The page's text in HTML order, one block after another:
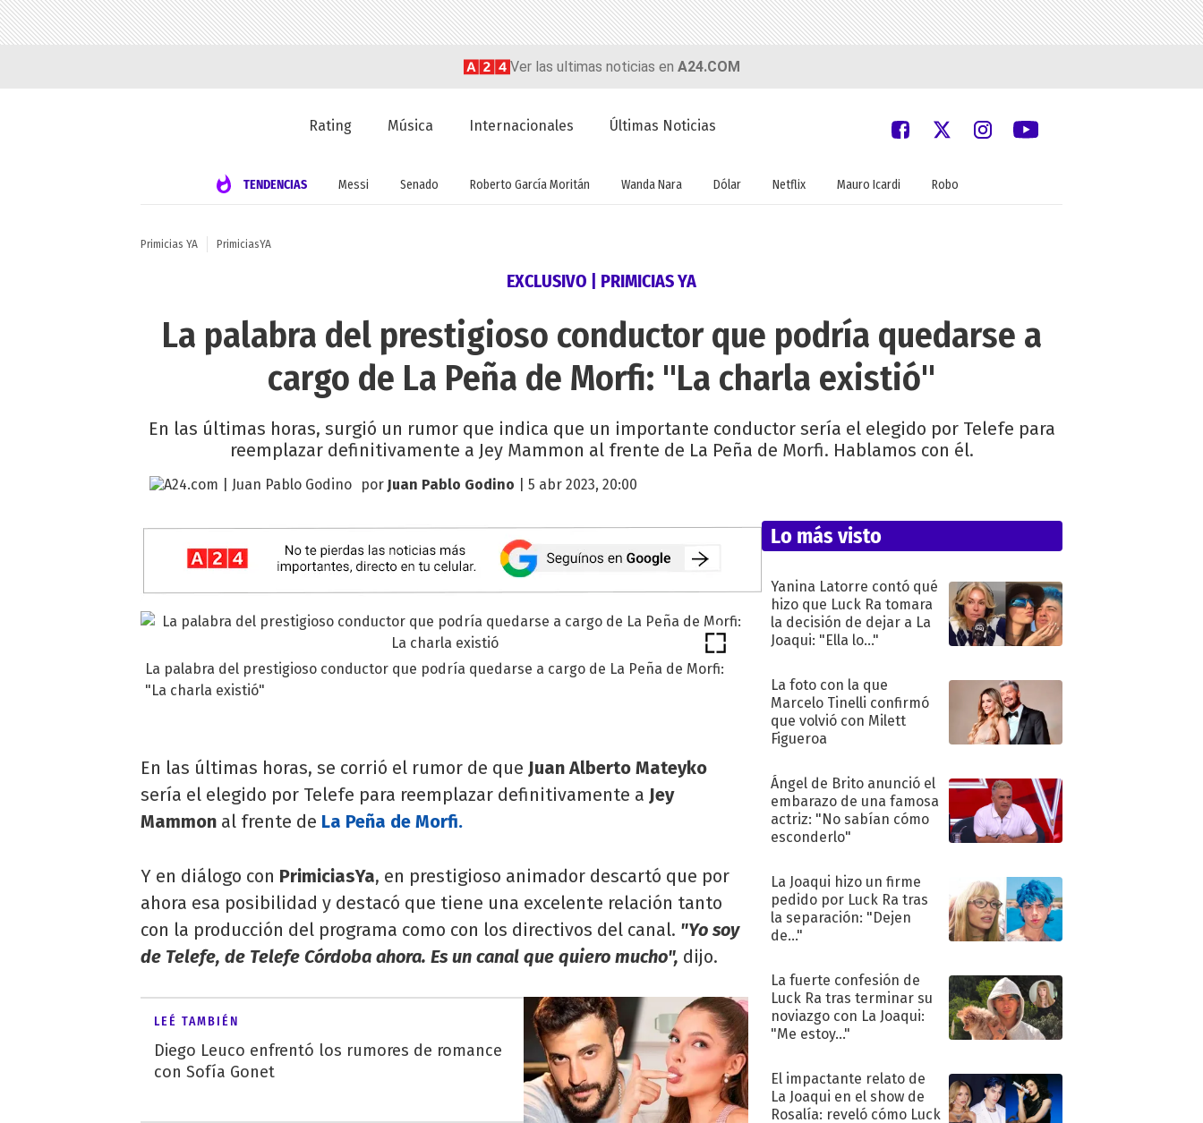
Ver las ultimas noticias en A24.COM
Rating Música Internacionales Últimas Noticias
TENDENCIAS Messi Senado Roberto García Moritán Wanda Nara Dólar Netflix Mauro Icardi Robo
Primicias YA PrimiciasYA
EXCLUSIVO | PRIMICIAS YA
La palabra del prestigioso conductor que podría quedarse a
cargo de La Peña de Morfi: "La charla existió"
En las últimas horas, surgió un rumor que indica que un importante conductor sería el elegido por Telefe para
reemplazar definitivamente a Jey Mammon al frente de La Peña de Morfi. Hablamos con él.
por Juan Pablo Godino | 5 abr 2023, 20:00
La palabra del prestigioso conductor que podría quedarse a cargo de La Peña de Morfi:
"La charla existió"
En las últimas horas, se corrió el rumor de que Juan Alberto Mateyko
sería el elegido por Telefe para reemplazar definitivamente a Jey
Mammon al frente de La Peña de Morfi.
Y en diálogo con PrimiciasYa, en prestigioso animador descartó que por
ahora esa posibilidad y destacó que tiene una excelente relación tanto
con la producción del programa como con los directivos del canal. "Yo soy
de Telefe, de Telefe Córdoba ahora. Es un canal que quiero mucho", dijo.
LEÉ TAMBIÉN
Diego Leuco enfrentó los rumores de romance
con Sofía Gonet
Lo más visto
Yanina Latorre contó qué
hizo que Luck Ra tomara
la decisión de dejar a La
Joaqui: "Ella lo..."
La foto con la que
Marcelo Tinelli confirmó
que volvió con Milett
Figueroa
Ángel de Brito anunció el
embarazo de una famosa
actriz: "No sabían cómo
esconderlo"
La Joaqui hizo un firme
pedido por Luck Ra tras
la separación: "Dejen
de..."
La fuerte confesión de
Luck Ra tras terminar su
noviazgo con La Joaqui:
"Me estoy..."
El impactante relato de
La Joaqui en el show de
Rosalía: reveló cómo Luck